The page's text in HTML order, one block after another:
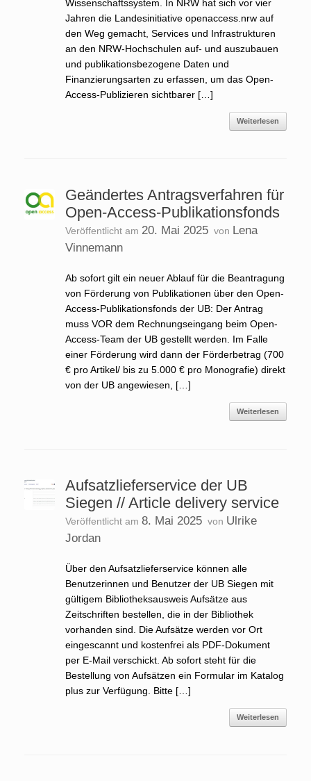
Wissenschaftssystem. In NRW hat sich vor vier
Jahren die Landesinitiative openaccess.nrw auf
den Weg gemacht, Services und Infrastrukturen
an den NRW-Hochschulen auf- und auszubauen
und publikationsbezogene Daten und
Finanzierungsarten zu erfassen, um das Open-
Access-Publizieren sichtbarer […]
Weiterlesen
Geändertes Antragsverfahren für
Open-Access-Publikationsfonds
Veröffentlicht am 20. Mai 2025 von Lena
Vinnemann
Ab sofort gilt ein neuer Ablauf für die Beantragung
von Förderung von Publikationen über den Open-
Access-Publikationsfonds der UB: Der Antrag
muss VOR dem Rechnungseingang beim Open-
Access-Team der UB gestellt werden. Im Falle
einer Förderung wird dann der Förderbetrag (700
€ pro Artikel/ bis zu 5.000 € pro Monografie) direkt
von der UB angewiesen, […]
Weiterlesen
Aufsatzlieferservice der UB
Siegen // Article delivery service
Veröffentlicht am 8. Mai 2025 von Ulrike
Jordan
Über den Aufsatzlieferservice können alle
Benutzerinnen und Benutzer der UB Siegen mit
gültigem Bibliotheksausweis Aufsätze aus
Zeitschriften bestellen, die in der Bibliothek
vorhanden sind. Die Aufsätze werden vor Ort
eingescannt und kostenfrei als PDF-Dokument
per E-Mail verschickt. Ab sofort steht für die
Bestellung von Aufsätzen ein Formular im Katalog
plus zur Verfügung. Bitte […]
Weiterlesen